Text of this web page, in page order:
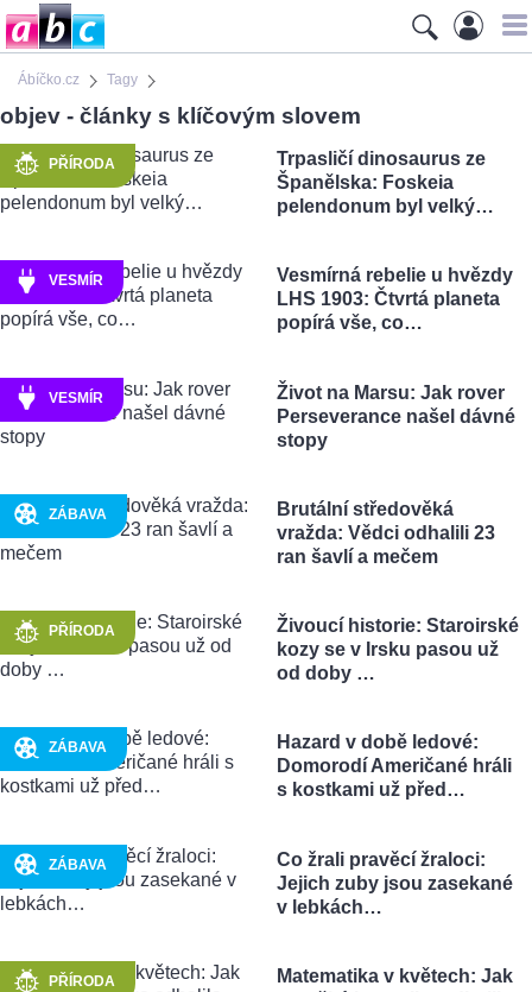
Ábíčko.cz Tagy
objev - články s klíčovým slovem
PŘÍRODA
Trpasličí dinosaurus ze
Španělska: Foskeia
pelendonum byl velký…
VESMÍR
Vesmírná rebelie u hvězdy
LHS 1903: Čtvrtá planeta
popírá vše, co…
VESMÍR
Život na Marsu: Jak rover
Perseverance našel dávné
stopy
ZÁBAVA
Brutální středověká
vražda: Vědci odhalili 23
ran šavlí a mečem
PŘÍRODA
Živoucí historie: Staroirské
kozy se v Irsku pasou už
od doby …
ZÁBAVA
Hazard v době ledové:
Domorodí Američané hráli
s kostkami už před…
ZÁBAVA
Co žrali pravěcí žraloci:
Jejich zuby jsou zasekané
v lebkách…
PŘÍRODA
Matematika v květech: Jak